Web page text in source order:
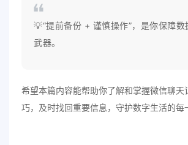
💡“提前备份 + 谨慎操作”，是你保障
武器。
希望本篇内容能帮助你了解和掌握微信聊天
巧，及时找回重要信息，守护数字生活的每